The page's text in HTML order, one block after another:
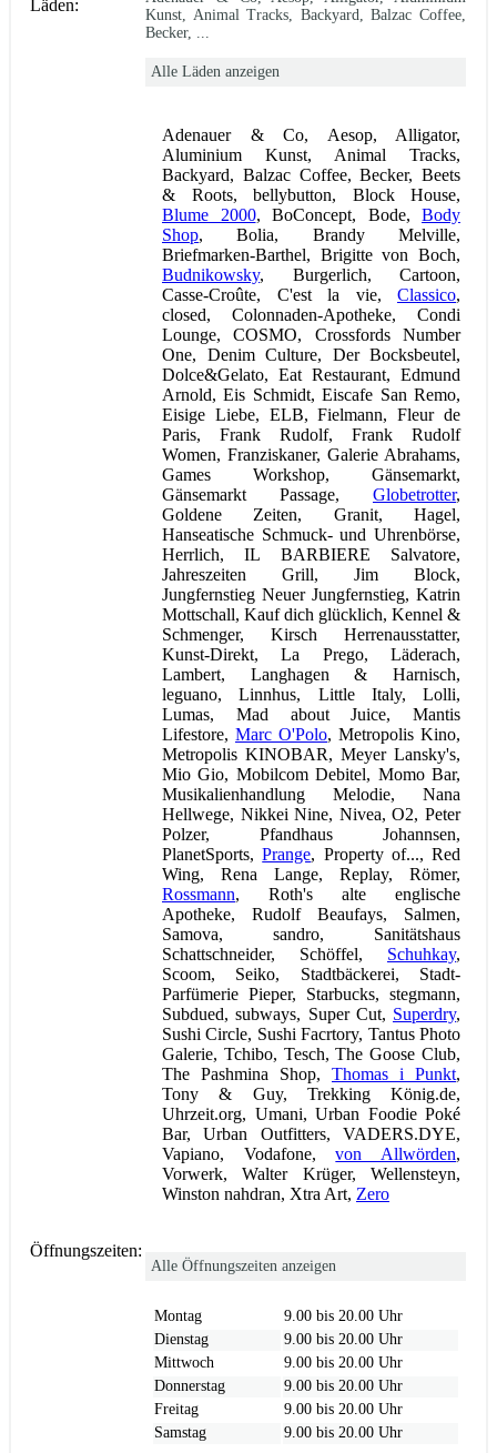
Läden:
Kunst, Animal Tracks, Backyard, Balzac Coffee,
Becker, ...
Alle Läden anzeigen
Adenauer & Co, Aesop, Alligator,
Aluminium Kunst, Animal Tracks,
Backyard, Balzac Coffee, Becker, Beets
& Roots, bellybutton, Block House,
Blume 2000, BoConcept, Bode, Body
Shop, Bolia, Brandy Melville,
Briefmarken-Barthel, Brigitte von Boch,
Budnikowsky, Burgerlich, Cartoon,
Casse-Croûte, C'est la vie, Classico,
closed, Colonnaden-Apotheke, Condi
Lounge, COSMO, Crossfords Number
One, Denim Culture, Der Bocksbeutel,
Dolce&Gelato, Eat Restaurant, Edmund
Arnold, Eis Schmidt, Eiscafe San Remo,
Eisige Liebe, ELB, Fielmann, Fleur de
Paris, Frank Rudolf, Frank Rudolf
Women, Franziskaner, Galerie Abrahams,
Games Workshop, Gänsemarkt,
Gänsemarkt Passage, Globetrotter,
Goldene Zeiten, Granit, Hagel,
Hanseatische Schmuck- und Uhrenbörse,
Herrlich, IL BARBIERE Salvatore,
Jahreszeiten Grill, Jim Block,
Jungfernstieg Neuer Jungfernstieg, Katrin
Mottschall, Kauf dich glücklich, Kennel &
Schmenger, Kirsch Herrenausstatter,
Kunst-Direkt, La Prego, Läderach,
Lambert, Langhagen & Harnisch,
leguano, Linnhus, Little Italy, Lolli,
Lumas, Mad about Juice, Mantis
Lifestore, Marc O'Polo, Metropolis Kino,
Metropolis KINOBAR, Meyer Lansky's,
Mio Gio, Mobilcom Debitel, Momo Bar,
Musikalienhandlung Melodie, Nana
Hellwege, Nikkei Nine, Nivea, O2, Peter
Polzer, Pfandhaus Johannsen,
PlanetSports,Prange, Property of..., Red
Wing, Rena Lange, Replay, Römer,
Rossmann, Roth's alte englische
Apotheke, Rudolf Beaufays, Salmen,
Samova, sandro, Sanitätshaus
Schattschneider, Schöffel, Schuhkay,
Scoom, Seiko, Stadtbäckerei, Stadt-
Parfümerie Pieper, Starbucks, stegmann,
Subdued, subways, Super Cut, Superdry,
Sushi Circle, Sushi Facrtory, Tantus Photo
Galerie, Tchibo, Tesch, The Goose Club,
The Pashmina Shop, Thomas i Punkt,
Tony & Guy, Trekking König.de,
Uhrzeit.org, Umani, Urban Foodie Poké
Bar, Urban Outfitters, VADERS.DYE,
Vapiano, Vodafone,von Allwörden,
Vorwerk, Walter Krüger, Wellensteyn,
Winston nahdran, Xtra Art, Zero
Öffnungszeiten:
Alle Öffnungszeiten anzeigen
Montag
9.00 bis 20.00 Uhr
Dienstag
9.00 bis 20.00 Uhr
Mittwoch
9.00 bis 20.00 Uhr
Donnerstag
9.00 bis 20.00 Uhr
Freitag
9.00 bis 20.00 Uhr
Samstag
9.00 bis 20.00 Uhr